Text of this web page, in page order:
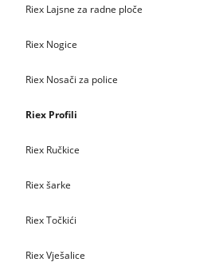
Riex Lajsne za radne ploče
Riex Nogice
Riex Nosači za police
Riex Profili
Riex Ručkice
Riex šarke
Riex Točkići
Riex Vješalice